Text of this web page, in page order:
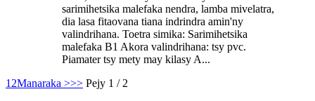
sarimihetsika malefaka nendra, lamba mivelatra,
dia lasa fitaovana tiana indrindra amin'ny
valindrihana. Toetra simika: Sarimihetsika
malefaka B1 Akora valindrihana: tsy pvc.
Piamater tsy mety may kilasy A...
1 2Manaraka >>> Pejy 1 / 2